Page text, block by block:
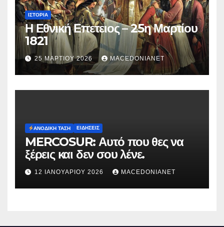
ΙΣΤΟΡΊΑ
Η Εθνική Επετειος – 25η Μαρτίου
1821
25 ΜΑΡΤΊΟΥ 2026 MACEDONIANET
ΑΝΟΔΙΚΉ ΤΆΣΗ ΕΙΔΉΣΕΙΣ
MERCOSUR: Αυτό που θες να
ξέρεις και δεν σου λένε.
12 ΙΑΝΟΥΑΡΊΟΥ 2026 MACEDONIANET